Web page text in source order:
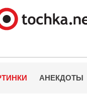
АНЕКДОТЫ